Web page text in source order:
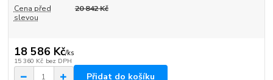
Cena před
slevou
20 842 Kč
18 586 Kč/ks
15 360 Kč bez DPH
Přidat do košíku